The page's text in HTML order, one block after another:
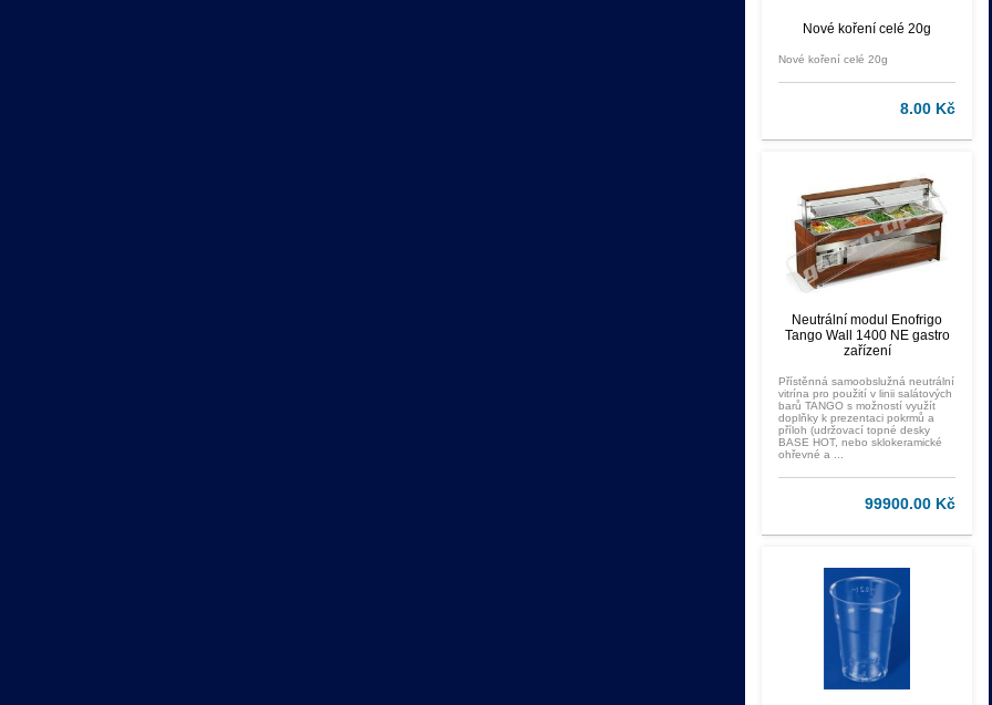
Nové koření celé 20g
Nové koření celé 20g
8.00 Kč
Neutrální modul Enofrigo
Tango Wall 1400 NE gastro
zařízení
Přístěnná samoobslužná neutrální
vitrína pro použití v linii salátových
barů TANGO s možností využít
doplňky k prezentaci pokrmů a
příloh (udržovací topné desky
BASE HOT, nebo sklokeramické
ohřevné a ...
99900.00 Kč